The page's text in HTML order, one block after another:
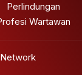
Perlindungan
Wartawan